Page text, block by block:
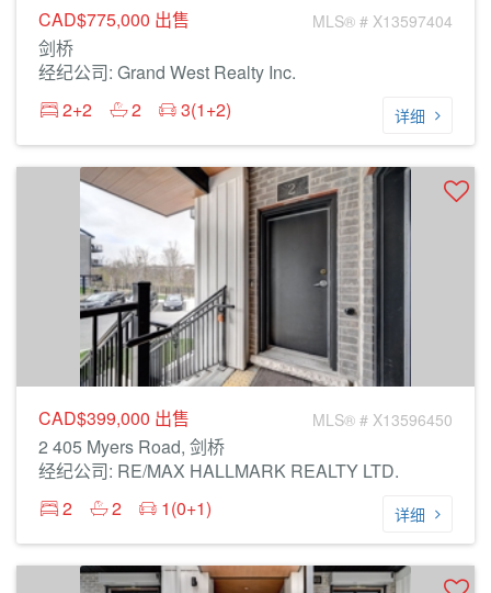
CAD$775,000 出售 MLS® # X13597404
剑桥
经纪公司: Grand West Realty Inc.
2+2
2 3(1+2) 详细
CAD$399,000 出售 MLS® # X13596450
2 405 Myers Road, 剑桥
经纪公司: RE/MAX HALLMARK REALTY LTD.
2
2 1(0+1) 详细